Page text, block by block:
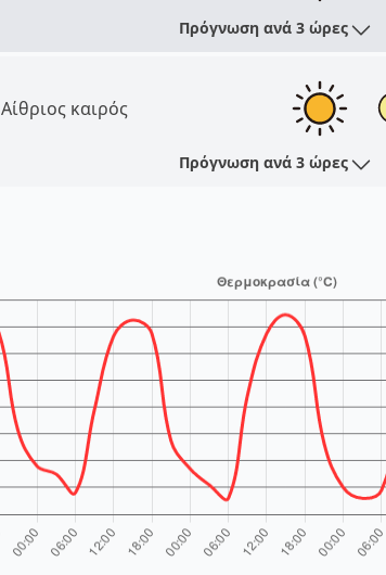
Πρόγνωση ανά 3 ώρες
Αίθριος καιρός
Πρόγνωση ανά 3 ώρες